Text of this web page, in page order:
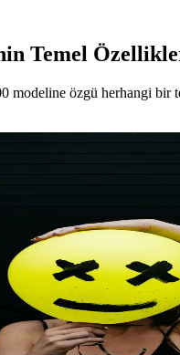
Temel
modeline özgü herhangi bir